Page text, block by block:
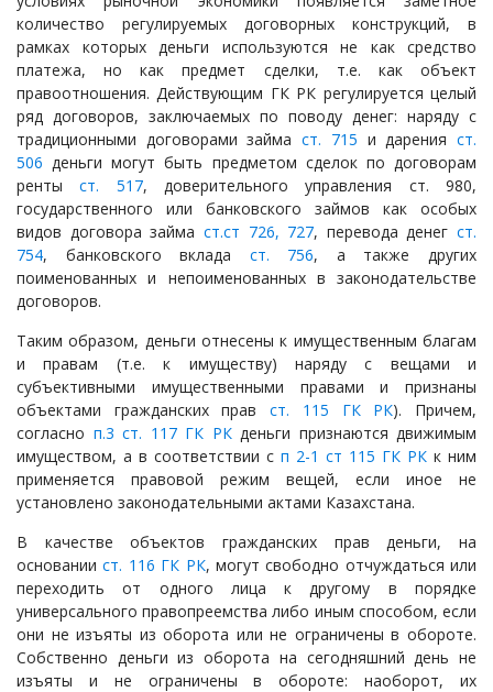
количество регулируемых договорных конструкций, в
рамках которых деньги используются не как средство
платежа, но как предмет сделки, т.е. как объект
правоотношения. Действующим ГК РК регулируется целый
ряд договоров, заключаемых по поводу денег: наряду с
традиционными договорами займаcт. 715 и даренияст.
506 деньги могут быть предметом сделок по договорам
рентыст. 517, доверительного управления ст. 980,
государственного или банковского займов как особых
видов договора займа ст.ст 726, 727, перевода денег ст.
754, банковского вклада ст. 756, а также других
поименованных и непоименованных в законодательстве
договоров.
Таким образом, деньги отнесены к имущественным благам
и правам (т.е. к имуществу) наряду с вещами и
субъективными имущественными правами и признаны
объектами гражданских правст. 115 ГК РК). Причем,
согласно п.3 ст. 117 ГК РКденьги признаются движимым
имуществом, а в соответствии с п 2-1 ст 115 ГК РК к ним
применяется правовой режим вещей, если иное не
установлено законодательными актами Казахстана.
В качестве объектов гражданских прав деньги, на
основаниист. 116 ГК РК, могут свободно отчуждаться или
переходить от одного лица к другому в порядке
универсального правопреемства либо иным способом, если
они не изъяты из оборота или не ограничены в обороте.
Собственно деньги из оборота на сегодняшний день не
изъяты и не ограничены в обороте: наоборот, их